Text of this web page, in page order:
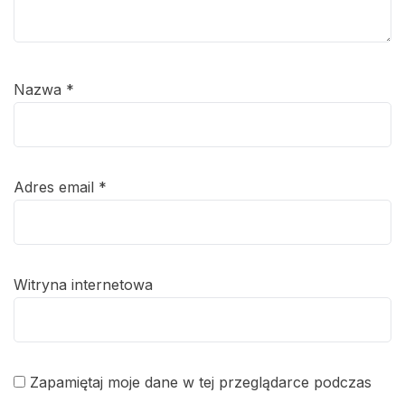
Nazwa *
Adres email *
Witryna internetowa
Zapamiętaj moje dane w tej przeglądarce podczas